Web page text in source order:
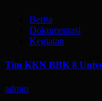
Berita
Dokumentasi
Kegiatan
Tim KKN BBK 8
admin